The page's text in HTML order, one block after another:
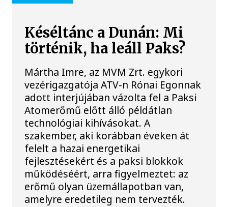
Késéltánc a Dunán: Mi
történik, ha leáll Paks?
Mártha Imre, az MVM Zrt. egykori
vezérigazgatója ATV-n Rónai Egonnak
adott interjújában vázolta fel a Paksi
Atomerőmű előtt álló példátlan
technológiai kihívásokat. A
szakember, aki korábban éveken át
felelt a hazai energetikai
fejlesztésekért és a paksi blokkok
működéséért, arra figyelmeztet: az
erőmű olyan üzemállapotban van,
amelyre eredetileg nem tervezték.